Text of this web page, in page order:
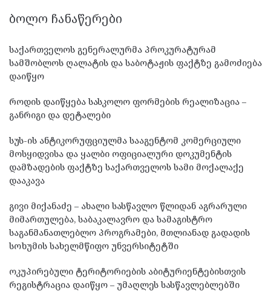
ᲑᲝᲚᲝ ᲩᲐᲜᲐᲬᲔᲠᲔᲑᲘ
საქართველოს გენერალურმა პროკურატურამ
სამშობლოს ღალატის და საბოტაჟის ფაქტზე გამოძიება
დაიწყო
როდის დაიწყება სასკოლო ფორმების რეალიზაცია –
განრიგი და დეტალები
სუს-ის ანტიკორუფციულმა სააგენტომ კომერციული
მოსყიდვისა და ყალბი ოფიციალური დოკუმენტის
დამზადების ფაქტზე საქართველოს სამი მოქალაქე
დააკავა
გივი მიქანაძე – ახალი სასწავლო წლიდან აგრარული
მიმართულება, საბაკალავრო და სამაგისტრო
საგანმანათლებლო პროგრამები, მთლიანად გადადის
სოხუმის სახელმწიფო უნვერსიტეტში
ოკუპირებული ტერიტორიების აბიტურიენტებისთვის
რეგისტრაცია დაიწყო – უმაღლეს სასწავლებლებში